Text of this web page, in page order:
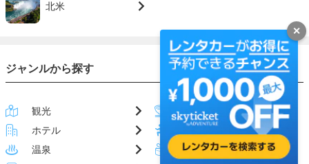
北米
ジャンルから探す
観光
グルメ
ホテル
アクティビティ
温泉
お土産
✕